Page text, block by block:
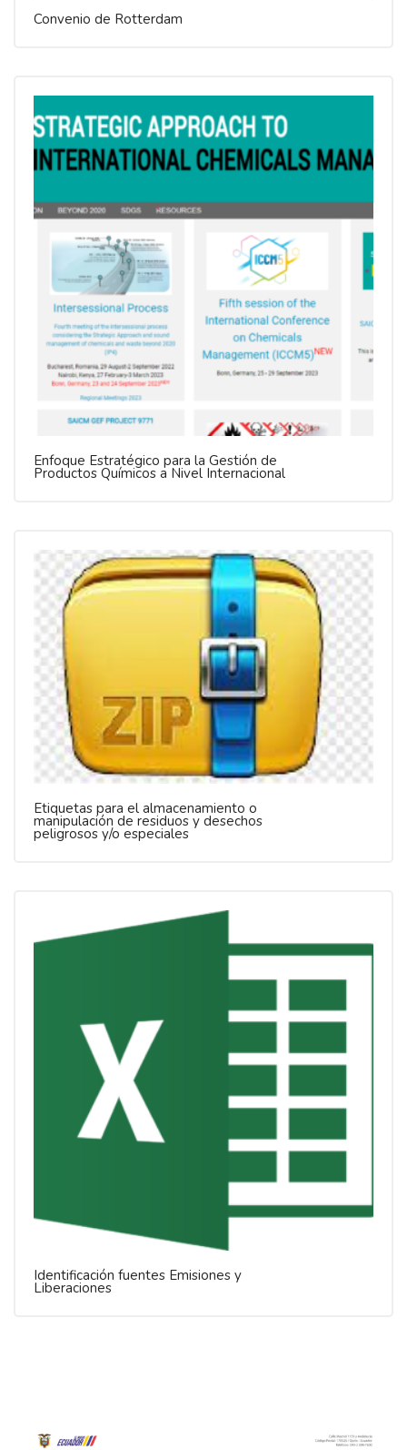
Convenio de Rotterdam
Enfoque Estratégico para la Gestión de
Productos Químicos a Nivel Internacional
Etiquetas para el almacenamiento o
manipulación de residuos y desechos
peligrosos y/o especiales
Identificación fuentes Emisiones y
Liberaciones